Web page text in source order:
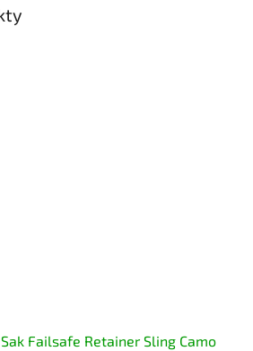
Failsafe Retainer Sling Camo